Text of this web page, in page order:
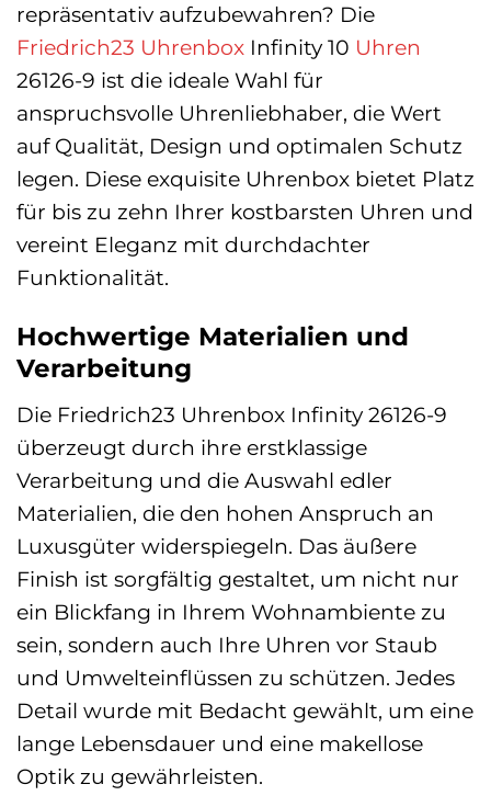
repräsentativ aufzubewahren? Die
Friedrich23 Uhrenbox Infinity 10 Uhren
26126-9 ist die ideale Wahl für
anspruchsvolle Uhrenliebhaber, die Wert
auf Qualität, Design und optimalen Schutz
legen. Diese exquisite Uhrenbox bietet Platz
für bis zu zehn Ihrer kostbarsten Uhren und
vereint Eleganz mit durchdachter
Funktionalität.
Hochwertige Materialien und
Verarbeitung
Die Friedrich23 Uhrenbox Infinity 26126-9
überzeugt durch ihre erstklassige
Verarbeitung und die Auswahl edler
Materialien, die den hohen Anspruch an
Luxusgüter widerspiegeln. Das äußere
Finish ist sorgfältig gestaltet, um nicht nur
ein Blickfang in Ihrem Wohnambiente zu
sein, sondern auch Ihre Uhren vor Staub
und Umwelteinflüssen zu schützen. Jedes
Detail wurde mit Bedacht gewählt, um eine
lange Lebensdauer und eine makellose
Optik zu gewährleisten.